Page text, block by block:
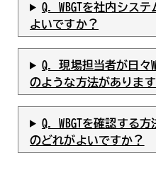
Q. WBGTを社内シス
よいですか？
Q. 現場担当者が日々
のような方法がありま
Q. WBGTを確認する
のどれがよいですか？